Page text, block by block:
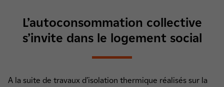
L’autoconsommation collective
s’invite dans le logement social
A la suite de travaux d’isolation thermique réalisés sur la